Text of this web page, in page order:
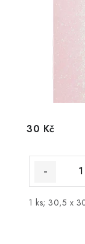
30 Kč
1 ks; 30,5 x